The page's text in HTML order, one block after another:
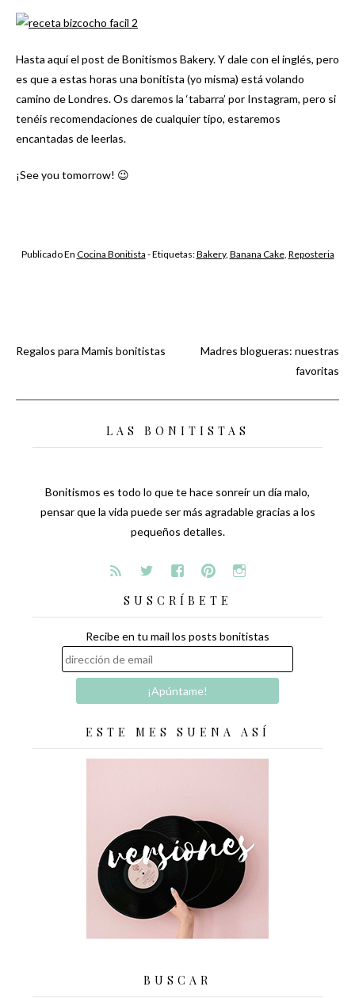
Hasta aquí el post de Bonitismos Bakery. Y dale con el inglés, pero
es que a estas horas una bonitista (yo misma) está volando
camino de Londres. Os daremos la ‘tabarra’ por Instagram, pero si
tenéis recomendaciones de cualquier tipo, estaremos
encantadas de leerlas.
¡See you tomorrow! 😉
Publicado En Cocina Bonitista - Etiquetas:Bakery, Banana Cake, Reposteria
Navegación
de
entradas
Regalos para Mamis bonitistas
Madres blogueras: nuestras
favoritas
LAS BONITISTAS
Bonitismos es todo lo que te hace sonreír un día malo,
pensar que la vida puede ser más agradable gracias a los
pequeños detalles.
SUSCRÍBETE
Recibe en tu mail los posts bonitistas
ESTE MES SUENA ASÍ
BUSCAR